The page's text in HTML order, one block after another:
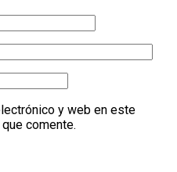
y web en este
comente.